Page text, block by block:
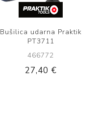
Bušilica udarna Praktik
PT3711
466772
27,40 €